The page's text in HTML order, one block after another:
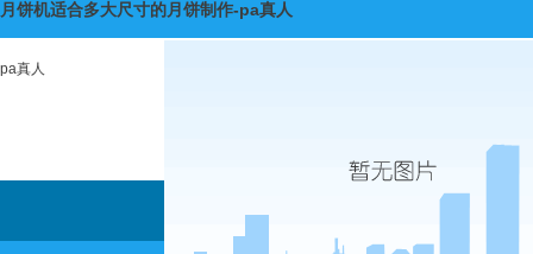
月饼机适合多大尺寸的月饼制作-pa真人
pa真人